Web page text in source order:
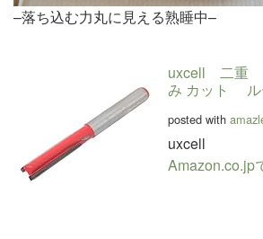
–落ち込む力丸に見える熟睡中–
uxcell 二重
み カット
posted with
uxcell
Amazon.co.jp